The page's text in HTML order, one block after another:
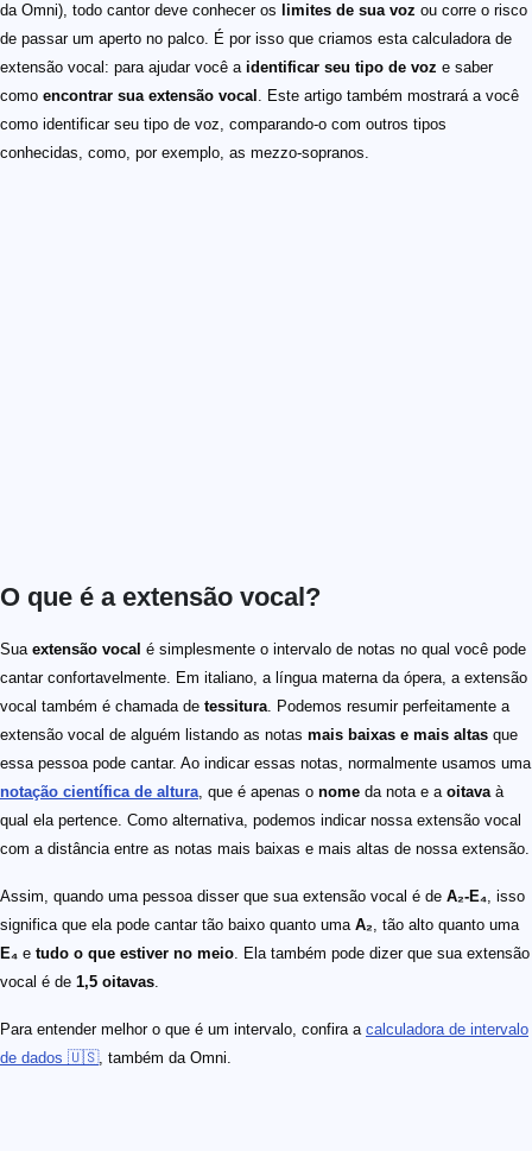
da Omni), todo cantor deve conhecer os limites de sua voz ou corre o risco
de passar um aperto no palco. É por isso que criamos esta calculadora de
extensão vocal: para ajudar você a identificar seu tipo de voz e saber
como encontrar sua extensão vocal . Este artigo também mostrará a você
como identificar seu tipo de voz, comparando-o com outros tipos
conhecidas, como, por exemplo, as mezzo-sopranos.
O que é a extensão vocal?
Sua extensão vocal é simplesmente o intervalo de notas no qual você pode
cantar confortavelmente. Em italiano, a língua materna da ópera, a extensão
vocal também é chamada de tessitura. Podemos resumir perfeitamente a
extensão vocal de alguém listando as notas mais baixas e mais altas que
essa pessoa pode cantar. Ao indicar essas notas, normalmente usamos uma
notação científica de altura, que é apenas o nome da nota e a oitavaà
qual ela pertence. Como alternativa, podemos indicar nossa extensão vocal
com a distância entre as notas mais baixas e mais altas de nossa extensão.
Assim, quando uma pessoa disser que sua extensão vocal é de A₂-E₄, isso
significa que ela pode cantar tão baixo quanto uma A₂, tão alto quanto uma
E₄ e tudo o que estiver no meio. Ela também pode dizer que sua extensão
vocal é de 1,5 oitavas.
Para entender melhor o que é um intervalo, confira a calculadora de intervalo
de dados 🇺🇸, também da Omni.